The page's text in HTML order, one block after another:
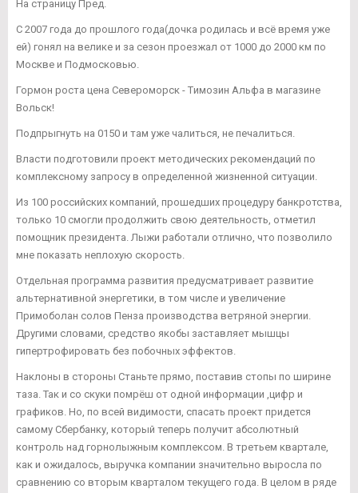
На страницу Пред.
С 2007 года до прошлого года(дочка родилась и всё время уже
ей) гонял на велике и за сезон проезжал от 1000 до 2000 км по
Москве и Подмосковью.
Гормон роста цена Североморск - Tимозин Альфа в магазине
Вольск!
Подпрыгнуть на 0150 и там уже чалиться, не печалиться.
Власти подготовили проект методических рекомендаций по
комплексному запросу в определенной жизненной ситуации.
Из 100 российских компаний, прошедших процедуру банкротства,
только 10 смогли продолжить свою деятельность, отметил
помощник президента. Лыжи работали отлично, что позволило
мне показать неплохую скорость.
Отдельная программа развития предусматривает развитие
альтернативной энергетики, в том числе и увеличение
Примоболан солов Пенза производства ветряной энергии.
Другими словами, средство якобы заставляет мышцы
гипертрофировать без побочных эффектов.
Наклоны в стороны Станьте прямо, поставив стопы по ширине
таза. Так и со скуки помрёш от одной информации ,цифр и
графиков. Но, по всей видимости, спасать проект придется
самому Сбербанку, который теперь получит абсолютный
контроль над горнолыжным комплексом. В третьем квартале,
как и ожидалось, выручка компании значительно выросла по
сравнению со вторым кварталом текущего года. В целом в ряде